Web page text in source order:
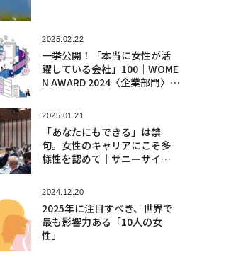
2025.02.22
一挙公開！「本当に女性が活
躍している会社」100｜WOME
N AWARD 2024〈企業部門〉ラ
2025.01.21
「あなたにもできる」は禁
句。女性のキャリアにこそ多
様性を認めて｜サニーサイド
2024.12.20
2025年に注目すべき、世界で
最も影響力ある「10人の女
性」